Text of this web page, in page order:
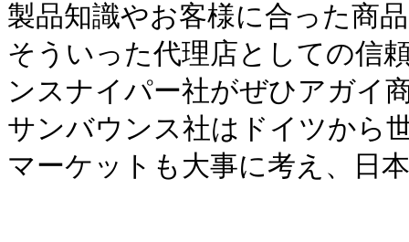
製品知識やお客様に合った商
そういった代理店としての信
ンスナイパー社がぜひアガイ
サンバウンス社はドイツから
マーケットも大事に考え、日